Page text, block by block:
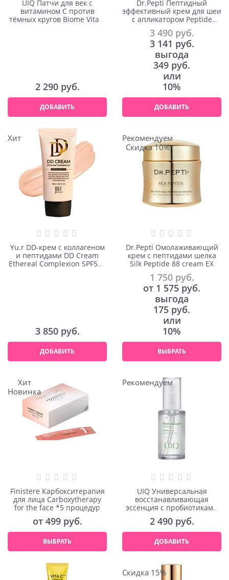
UIQ Патчи для век с
витамином С против
тёмных кругов Biome Vita C
2 290 руб.
ДОБАВИТЬ
Dr.Pepti Пептидный
эффективный крем для шеи
с апликатором Peptide
Volume Neck Cream 120ml
3 490 руб.
3 141 руб.
выгода
349 руб.
или
10%
ДОБАВИТЬ
Хит
Yu.r DD-крем с коллагеном
и пептидами DD Cream
Ethereal Complexion SPF50+
3 850 руб.
ДОБАВИТЬ
Рекомендуем
Скидка 10%
Dr.Pepti Омолаживающий
крем с пептидами шелка
Silk Peptide 88 cream EX
1 750 руб.
от 1 575 руб.
выгода
175 руб.
или
10%
ВЫБРАТЬ
Хит
Новинка
Finistere Карбокситерапия
для лица Carboxytherapy
for the face *5 процедур
от 499 руб.
ВЫБРАТЬ
Рекомендуем
UIQ Универсальная
восстанавливающая
эссенция с пробиотиками
Biome Remedy Essence
30ml
2 490 руб.
ДОБАВИТЬ
Скидка 15%